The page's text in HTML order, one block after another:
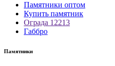
Памятники оптом
Купить памятник
Ограда 12213
Габбро
Памятники